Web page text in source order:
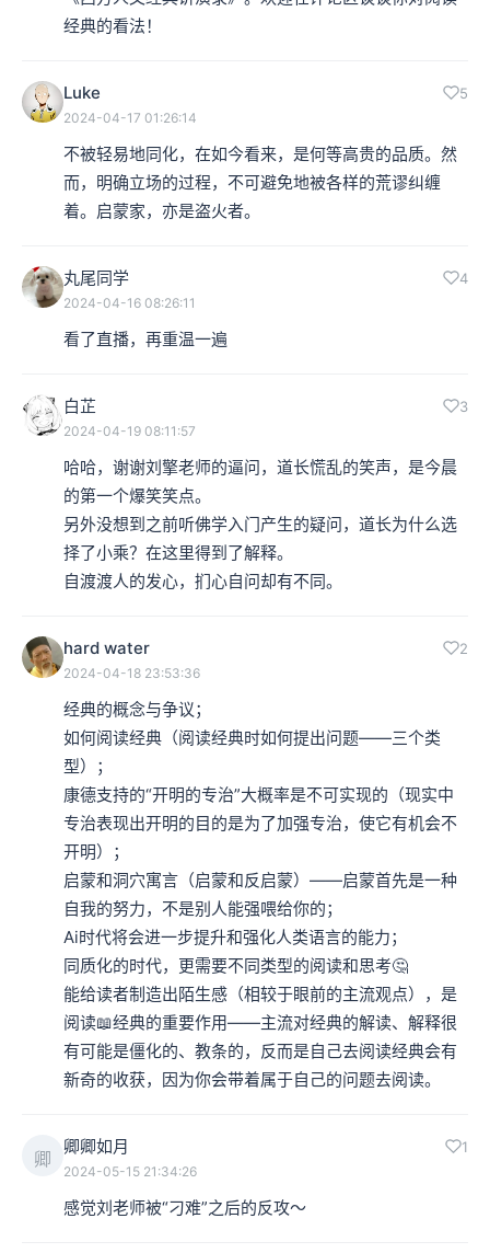
经典的看法！
Luke 5
2024-04-17 01:26:14
不被轻易地同化，在如今看来，是何等高贵的品质。然
而，明确立场的过程，不可避免地被各样的荒谬纠缠
着。启蒙家，亦是盗火者。
丸尾同学 4
2024-04-16 08:26:11
看了直播，再重温一遍
白芷 3
2024-04-19 08:11:57
哈哈，谢谢刘擎老师的逼问，道长慌乱的笑声，是今晨
的第一个爆笑笑点。
另外没想到之前听佛学入门产生的疑问，道长为什么选
择了小乘？在这里得到了解释。
自渡渡人的发心，扪心自问却有不同。
hard water 2
2024-04-18 23:53:36
经典的概念与争议；
如何阅读经典（阅读经典时如何提出问题——三个类
型）；
康德支持的“开明的专治”大概率是不可实现的（现实中
专治表现出开明的目的是为了加强专治，使它有机会不
开明）；
启蒙和洞穴寓言（启蒙和反启蒙）——启蒙首先是一种
自我的努力，不是别人能强喂给你的；
Ai时代将会进一步提升和强化人类语言的能力；
同质化的时代，更需要不同类型的阅读和思考🤔
能给读者制造出陌生感（相较于眼前的主流观点），是
阅读📖经典的重要作用——主流对经典的解读、解释很
有可能是僵化的、教条的，反而是自己去阅读经典会有
新奇的收获，因为你会带着属于自己的问题去阅读。
卿
卿卿如月 1
2024-05-15 21:34:26
感觉刘老师被“刁难”之后的反攻～